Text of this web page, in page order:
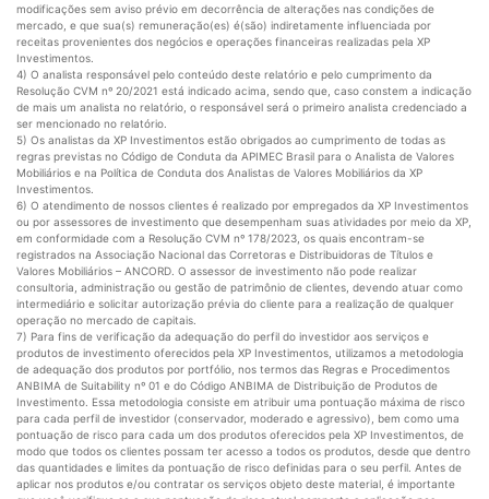
modificações sem aviso prévio em decorrência de alterações nas condições de
mercado, e que sua(s) remuneração(es) é(são) indiretamente influenciada por
receitas provenientes dos negócios e operações financeiras realizadas pela XP
Investimentos.
4) O analista responsável pelo conteúdo deste relatório e pelo cumprimento da
Resolução CVM nº 20/2021 está indicado acima, sendo que, caso constem a indicação
de mais um analista no relatório, o responsável será o primeiro analista credenciado a
ser mencionado no relatório.
5) Os analistas da XP Investimentos estão obrigados ao cumprimento de todas as
regras previstas no Código de Conduta da APIMEC Brasil para o Analista de Valores
Mobiliários e na Política de Conduta dos Analistas de Valores Mobiliários da XP
Investimentos.
6) O atendimento de nossos clientes é realizado por empregados da XP Investimentos
ou por assessores de investimento que desempenham suas atividades por meio da XP,
em conformidade com a Resolução CVM nº 178/2023, os quais encontram-se
registrados na Associação Nacional das Corretoras e Distribuidoras de Títulos e
Valores Mobiliários – ANCORD. O assessor de investimento não pode realizar
consultoria, administração ou gestão de patrimônio de clientes, devendo atuar como
intermediário e solicitar autorização prévia do cliente para a realização de qualquer
operação no mercado de capitais.
7) Para fins de verificação da adequação do perfil do investidor aos serviços e
produtos de investimento oferecidos pela XP Investimentos, utilizamos a metodologia
de adequação dos produtos por portfólio, nos termos das Regras e Procedimentos
ANBIMA de Suitability nº 01 e do Código ANBIMA de Distribuição de Produtos de
Investimento. Essa metodologia consiste em atribuir uma pontuação máxima de risco
para cada perfil de investidor (conservador, moderado e agressivo), bem como uma
pontuação de risco para cada um dos produtos oferecidos pela XP Investimentos, de
modo que todos os clientes possam ter acesso a todos os produtos, desde que dentro
das quantidades e limites da pontuação de risco definidas para o seu perfil. Antes de
aplicar nos produtos e/ou contratar os serviços objeto deste material, é importante